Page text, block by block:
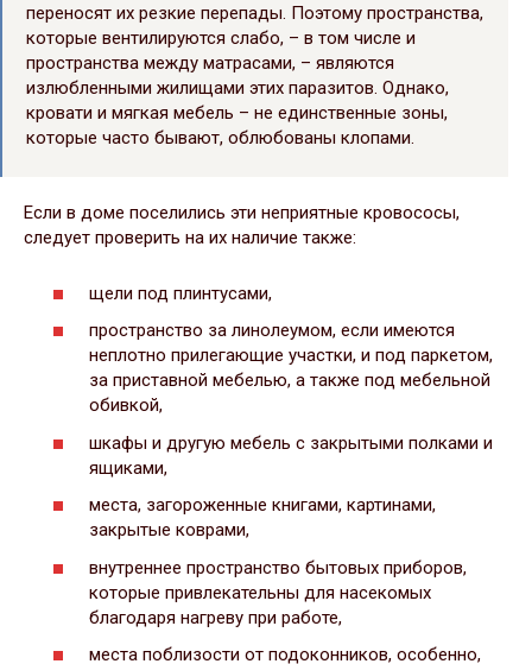
переносят их резкие перепады. Поэтому пространства,
которые вентилируются слабо, – в том числе и
пространства между матрасами, – являются
излюбленными жилищами этих паразитов. Однако,
кровати и мягкая мебель – не единственные зоны,
которые часто бывают, облюбованы клопами.
Если в доме поселились эти неприятные кровососы,
следует проверить на их наличие также:
щели под плинтусами,
пространство за линолеумом, если имеются
неплотно прилегающие участки, и под паркетом,
за приставной мебелью, а также под мебельной
обивкой,
шкафы и другую мебель с закрытыми полками и
ящиками,
места, загороженные книгами, картинами,
закрытые коврами,
внутреннее пространство бытовых приборов,
которые привлекательны для насекомых
благодаря нагреву при работе,
места поблизости от подоконников, особенно,